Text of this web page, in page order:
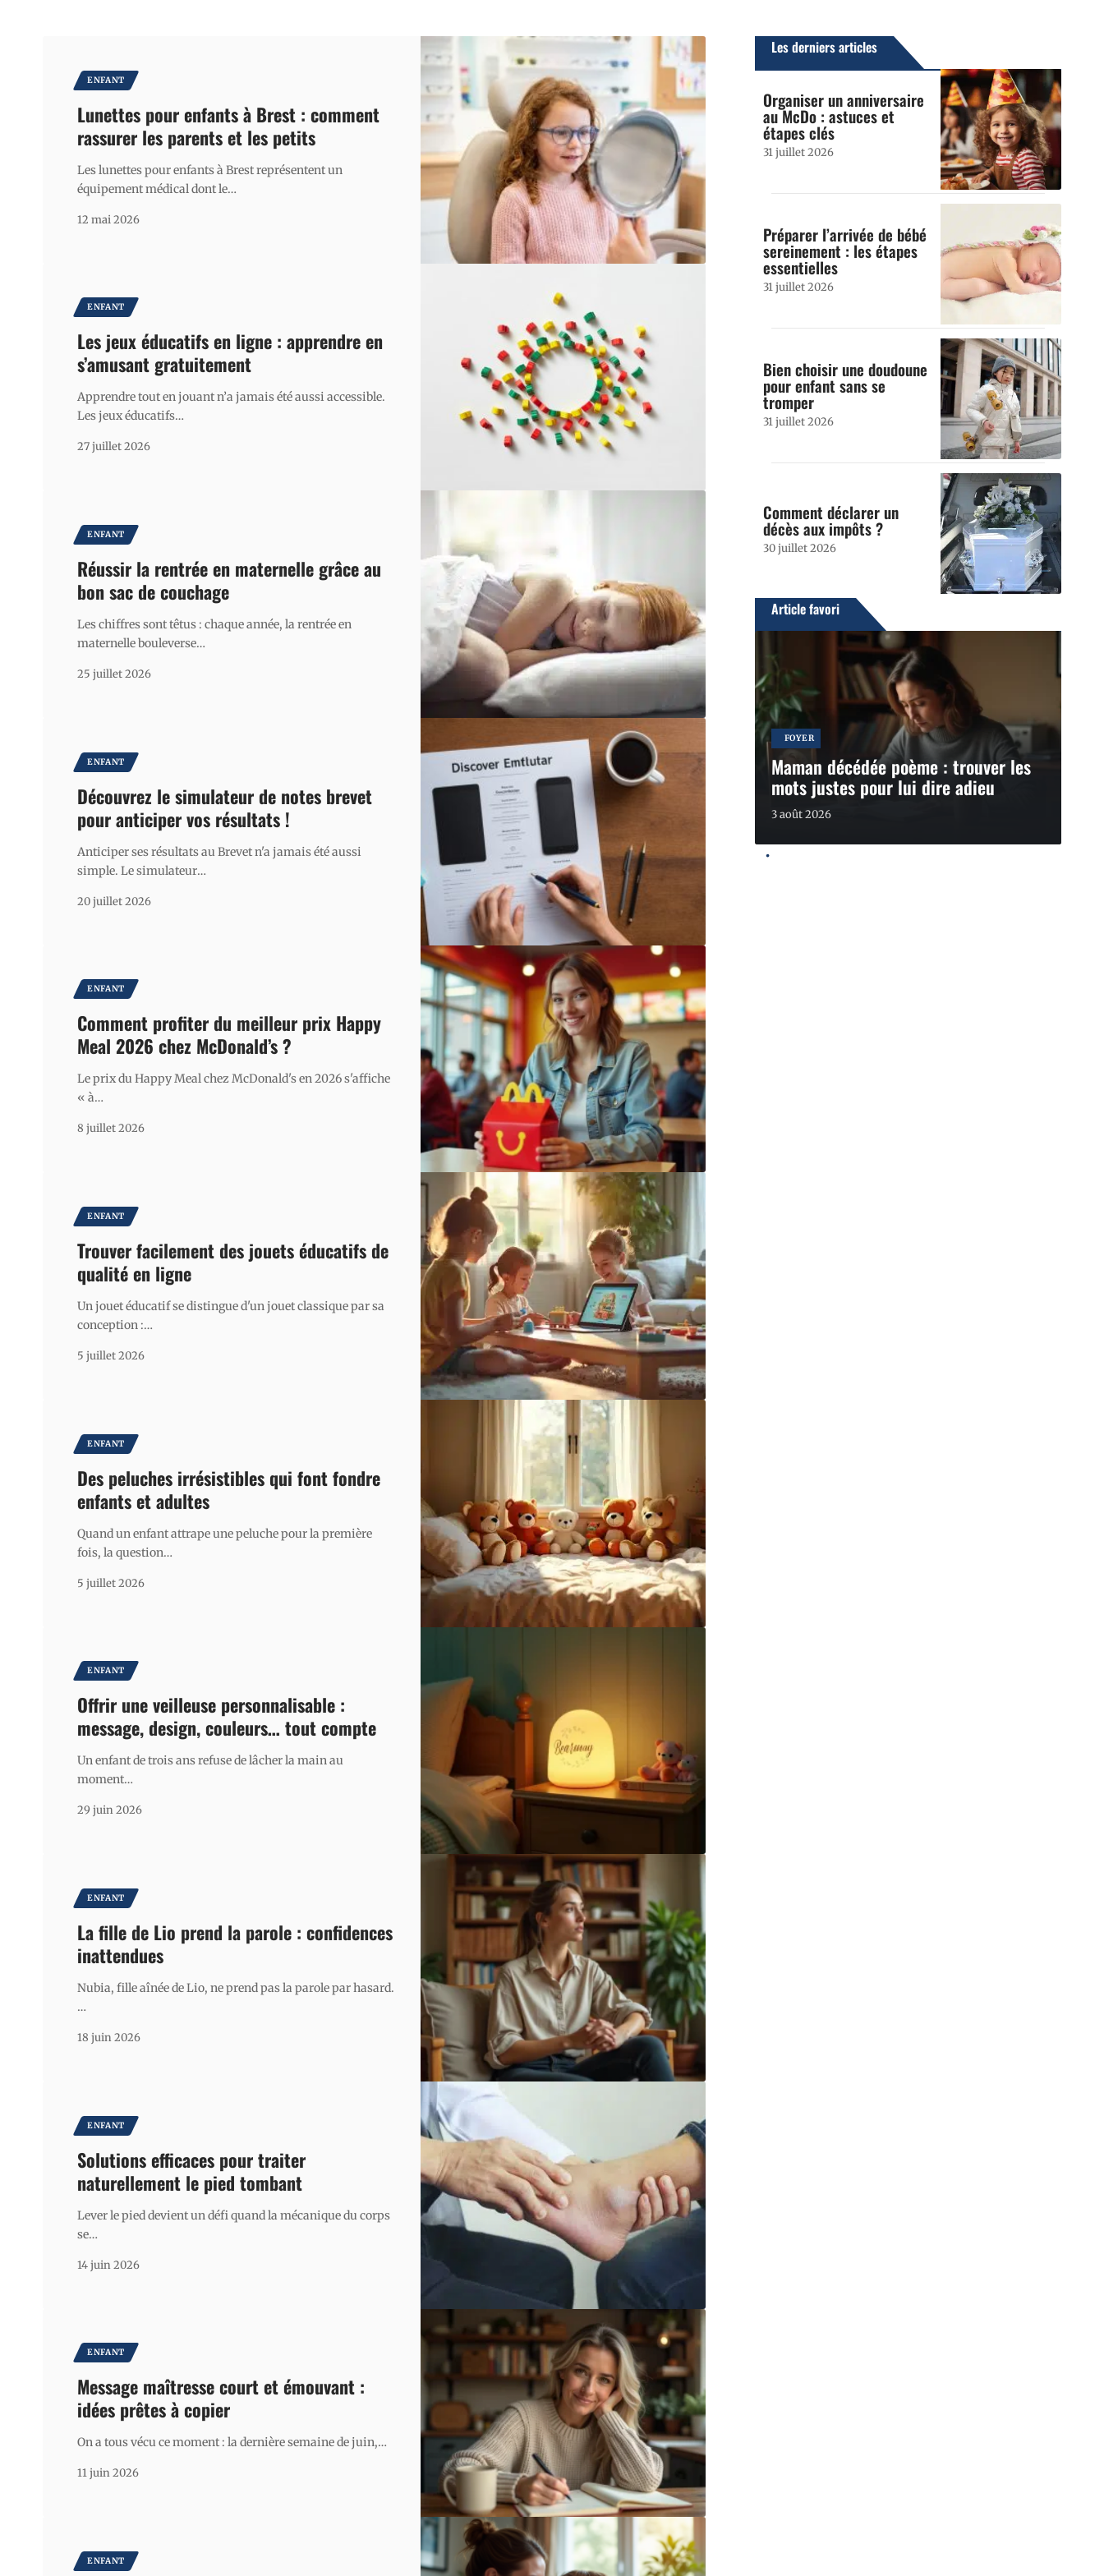
ENFANT
Lunettes pour enfants à Brest : comment
rassurer les parents et les petits
Les lunettes pour enfants à Brest représentent un
équipement médical dont le…
12 mai 2026
ENFANT
Les jeux éducatifs en ligne : apprendre en
s’amusant gratuitement
Apprendre tout en jouant n’a jamais été aussi accessible.
Les jeux éducatifs…
27 juillet 2026
ENFANT
Réussir la rentrée en maternelle grâce au
bon sac de couchage
Les chiffres sont têtus : chaque année, la rentrée en
maternelle bouleverse…
25 juillet 2026
ENFANT
Découvrez le simulateur de notes brevet
pour anticiper vos résultats !
Anticiper ses résultats au Brevet n'a jamais été aussi
simple. Le simulateur…
20 juillet 2026
ENFANT
Comment profiter du meilleur prix Happy
Meal 2026 chez McDonald’s ?
Le prix du Happy Meal chez McDonald's en 2026 s'affiche
« à…
8 juillet 2026
ENFANT
Trouver facilement des jouets éducatifs de
qualité en ligne
Un jouet éducatif se distingue d'un jouet classique par sa
conception :…
5 juillet 2026
ENFANT
Des peluches irrésistibles qui font fondre
enfants et adultes
Quand un enfant attrape une peluche pour la première
fois, la question…
5 juillet 2026
ENFANT
Offrir une veilleuse personnalisable :
message, design, couleurs… tout compte
Un enfant de trois ans refuse de lâcher la main au
moment…
29 juin 2026
ENFANT
La fille de Lio prend la parole : confidences
inattendues
Nubia, fille aînée de Lio, ne prend pas la parole par hasard.
…
18 juin 2026
ENFANT
Solutions efficaces pour traiter
naturellement le pied tombant
Lever le pied devient un défi quand la mécanique du corps
se…
14 juin 2026
ENFANT
Message maîtresse court et émouvant :
idées prêtes à copier
On a tous vécu ce moment : la dernière semaine de juin,…
11 juin 2026
ENFANT
Les derniers articles
Organiser un anniversaire
au McDo : astuces et
étapes clés
31 juillet 2026
Préparer l’arrivée de bébé
sereinement : les étapes
essentielles
31 juillet 2026
Bien choisir une doudoune
pour enfant sans se
tromper
31 juillet 2026
Comment déclarer un
décès aux impôts ?
30 juillet 2026
Article favori
FOYER
Maman décédée poème : trouver les
mots justes pour lui dire adieu
3 août 2026